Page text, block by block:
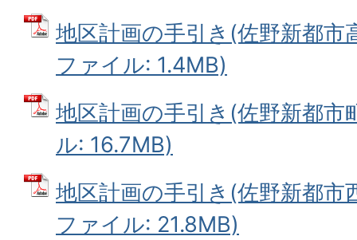
地区計画の手引き(佐野新都市
ファイル: 1.4MB)
地区計画の手引き(佐野新都市
ル: 16.7MB)
地区計画の手引き(佐野新都市
ファイル: 21.8MB)